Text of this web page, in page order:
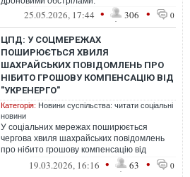
25.05.2026, 17:44 • 306 • 0
ЦПД: У СОЦМЕРЕЖАХ
ПОШИРЮЄТЬСЯ ХВИЛЯ
ШАХРАЙСЬКИХ ПОВІДОМЛЕНЬ ПРО
НІБИТО ГРОШОВУ КОМПЕНСАЦІЮ ВІД
"УКРЕНЕРГО"
Категорія: Новини суспільства: читати соціальні
новини
У соціальних мережах поширюється
чергова хвиля шахрайських повідомлень
про нібито грошову компенсацію від
«Укренерго» спільно з «Ощадбанком»,
19.03.2026, 16:16 • 63 • 0